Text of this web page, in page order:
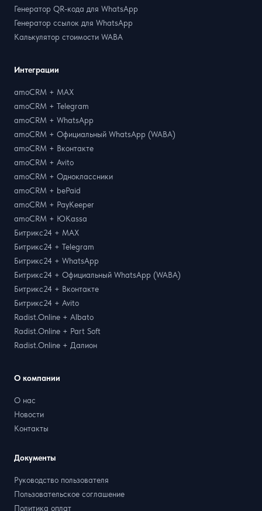
Интеграции
amoCRM + MAX
amoCRM + Telegram
amoCRM + WhatsApp
amoCRM + Официальный WhatsApp (WABA)
amoCRM + Вконтакте
amoCRM + Avito
amoCRM + Одноклассники
amoCRM + bePaid
amoCRM + PayKeeper
amoCRM + ЮKassa
Битрикс24 + MAX
Битрикс24 + Telegram
Битрикс24 + WhatsApp
Битрикс24 + Официальный WhatsApp (WABA)
Битрикс24 + Вконтакте
Битрикс24 + Avito
Radist.Online + Albato
Radist.Online + Part Soft
Radist.Online + Далион
Генератор QR-кода для WhatsApp
Генератор ссылок для WhatsApp
Калькулятор стоимости WABA
О компании
О нас
Новости
Контакты
Документы
Руководство пользователя
Пользовательское соглашение
Политика оплат